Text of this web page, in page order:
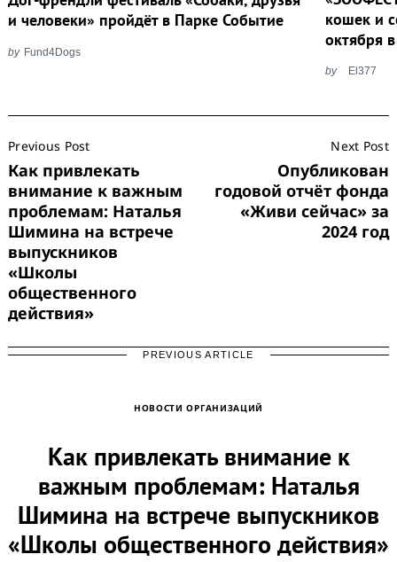
и человеки» пройдёт в Парке Событие
by Fund4Dogs
кошек и
октября
by El377
Navigation
Previous Post
Как привлекать
внимание к важным
проблемам: Наталья
Шимина на встрече
выпускников
«Школы
общественного
действия»
Next Post
Опубликован
годовой отчёт фонда
«Живи сейчас» за
2024 год
PREVIOUS ARTICLE
НОВОСТИ ОРГАНИЗАЦИЙ
Как привлекать внимание к
важным проблемам: Наталья
Шимина на встрече выпускников
«Школы общественного действия»